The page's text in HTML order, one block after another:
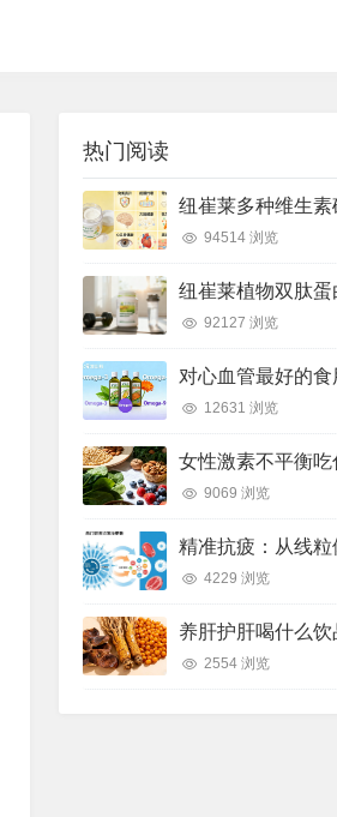
热门阅读
94514 浏览
92127 浏览
12631 浏览
9069 浏览
4229 浏览
2554 浏览